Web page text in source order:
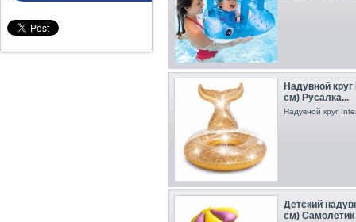
Надувной
см) Русалка...
Надувной круг
Детский
см) Cамолётик